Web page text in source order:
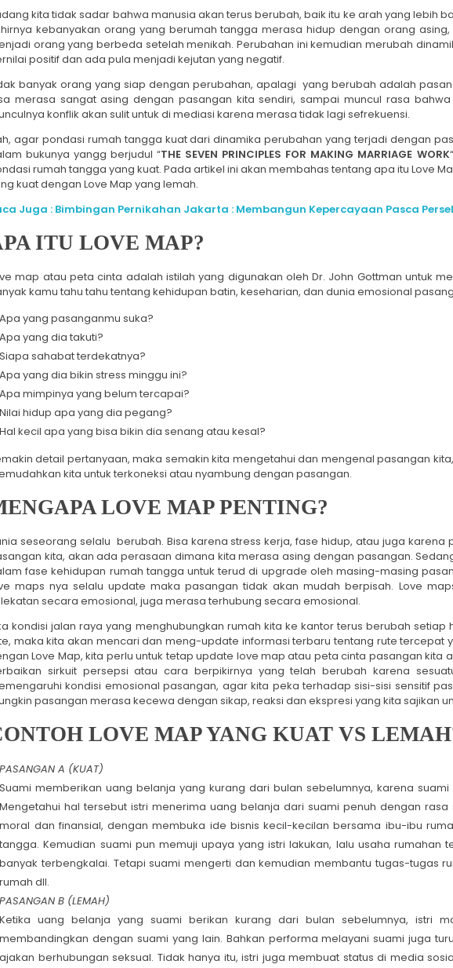
kita tidak sadar bahwa manusia akan terus berubah, baik itu ke arah yang lebih
kebanyakan orang yang berumah tangga merasa hidup dengan orang
orang yang berbeda setelah menikah. Perubahan ini kemudian merubah
positif dan ada pula menjadi kejutan yang negatif.
banyak orang yang siap dengan perubahan, apalagi yang berubah adalah
merasa sangat asing dengan pasangan kita sendiri, sampai muncul rasa
konflik akan sulit untuk di mediasi karena merasa tidak lagi sefrekuensi.
agar pondasi rumah tangga kuat dari dinamika perubahan yang terjadi dengan
bukunya yangg berjudul “THE SEVEN PRINCIPLES FOR MAKING MARRIAGE WORK
rumah tangga yang kuat. Pada artikel ini akan membahas tentang apa itu Love
kuat dengan Love Map yang lemah.
Juga : Bimbingan Pernikahan Jakarta : Membangun Kepercayaan Pasca
ITU LOVE MAP?
map atau peta cinta adalah istilah yang digunakan oleh Dr. John Gottman untuk
kamu tahu tahu tentang kehidupan batin, keseharian, dan dunia emosional
Apa yang pasanganmu suka?
Apa yang dia takuti?
Siapa sahabat terdekatnya?
Apa yang dia bikin stress minggu ini?
Apa mimpinya yang belum tercapai?
Nilai hidup apa yang dia pegang?
Hal kecil apa yang bisa bikin dia senang atau kesal?
detail pertanyaan, maka semakin kita mengetahui dan mengenal pasangan
kita untuk terkoneksi atau nyambung dengan pasangan.
LOVE MAP PENTING?
seseorang selalu berubah. Bisa karena stress kerja, fase hidup, atau juga
kita, akan ada perasaan dimana kita merasa asing dengan pasangan.
fase kehidupan rumah tangga untuk terud di upgrade oleh masing-masing
maps nya selalu update maka pasangan tidak akan mudah berpisah. Love
secara emosional, juga merasa terhubung secara emosional.
kondisi jalan raya yang menghubungkan rumah kita ke kantor terus berubah
maka kita akan mencari dan meng-update informasi terbaru tentang rute tercepat
Love Map, kita perlu untuk tetap update love map atau peta cinta pasangan
sirkuit persepsi atau cara berpikirnya yang telah berubah karena
kondisi emosional pasangan, agar kita peka terhadap sisi-sisi sensitif
pasangan merasa kecewa dengan sikap, reaksi dan ekspresi yang kita sajikan
LOVE MAP YANG KUAT VS
PASANGAN A (KUAT)
Suami memberikan uang belanja yang kurang dari bulan sebelumnya, karena
Mengetahui hal tersebut istri menerima uang belanja dari suami penuh dengan
moral dan finansial, dengan membuka ide bisnis kecil-kecilan bersama ibu-ibu
tangga. Kemudian suami pun memuji upaya yang istri lakukan, lalu usaha
banyak terbengkalai. Tetapi suami mengerti dan kemudian membantu tugas-tugas
rumah dll.
PASANGAN B (LEMAH)
Ketika uang belanja yang suami berikan kurang dari bulan sebelumnya, istri
membandingkan dengan suami yang lain. Bahkan performa melayani suami juga
ajakan berhubungan seksual. Tidak hanya itu, istri juga membuat status di media